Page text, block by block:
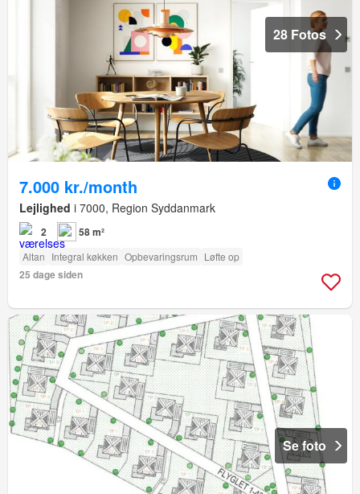
28 Fotos
7.000 kr./month
Lejlighed i 7000, Region Syddanmark
2 58 m²
Altan Integral køkken Opbevaringsrum Løfte op
25 dage siden
Se foto